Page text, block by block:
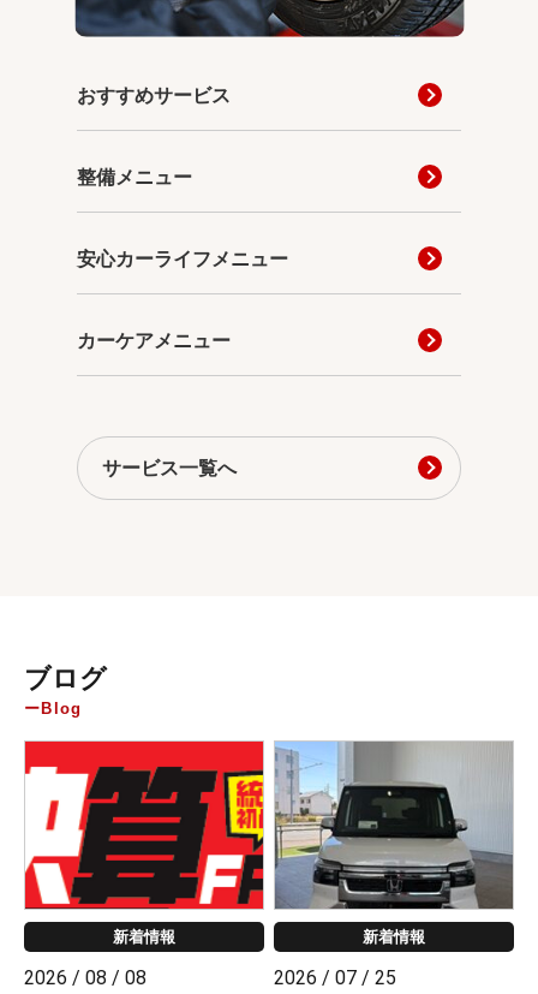
おすすめサービス
整備メニュー
安心カーライフメニュー
カーケアメニュー
サービス一覧へ
ブログ
Blog
新着情報
2026 / 08 / 08
新着情報
2026 / 07 / 25